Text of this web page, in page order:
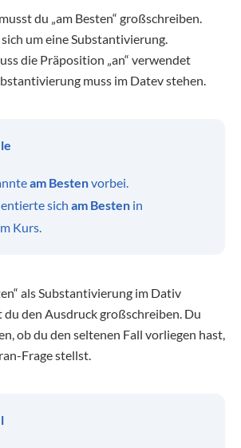
du „am Besten“ großschreiben.
um eine Substantivierung.
die Präposition „an“ verwendet
muss im Datev stehen.
am Bestenvorbei.
sich am Besten in
Kurs.
als Substantivierung im Dativ
du den Ausdruck großschreiben. Du
ob du den seltenen Fall vorliegen hast,
Frage stellst.